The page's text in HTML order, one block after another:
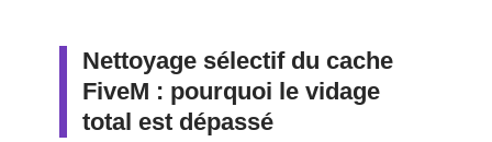
Nettoyage sélectif du cache
FiveM : pourquoi le vidage
total est dépassé